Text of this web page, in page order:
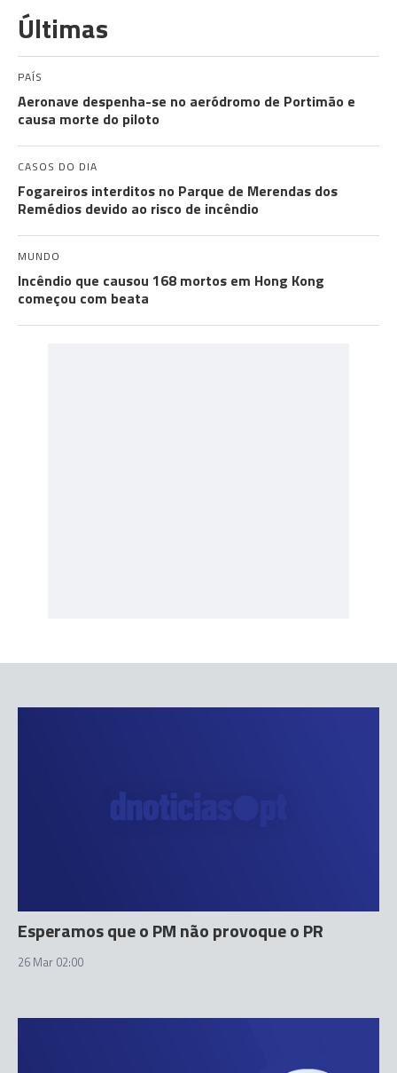
Últimas
PAÍS
Aeronave despenha-se no aeródromo de Portimão e
causa morte do piloto
CASOS DO DIA
Fogareiros interditos no Parque de Merendas dos
Remédios devido ao risco de incêndio
MUNDO
Incêndio que causou 168 mortos em Hong Kong
começou com beata
Esperamos que o PM não provoque o PR
26 Mar 02:00